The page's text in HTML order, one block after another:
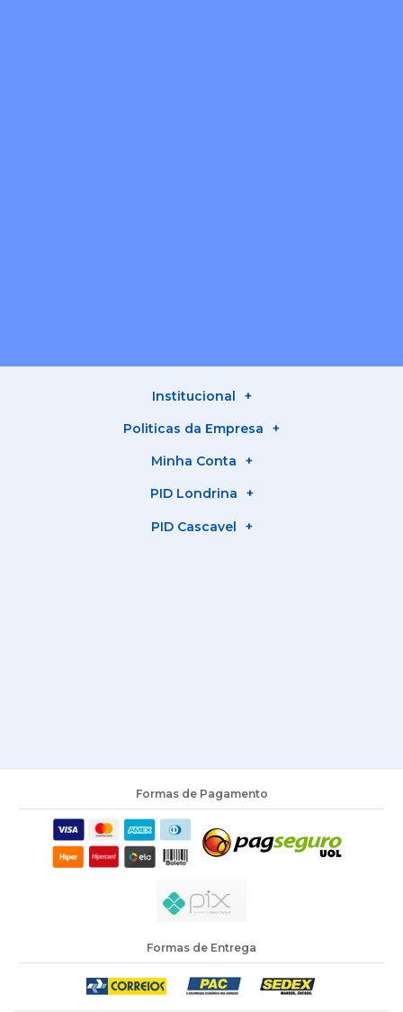
Institucional
Politicas da Empresa
Minha Conta
PID Londrina
PID Cascavel
Formas de Pagamento
Formas de Entrega